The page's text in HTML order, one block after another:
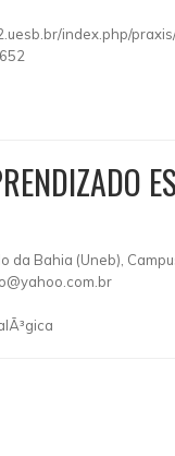
index.php/
Bahia (Uneb),